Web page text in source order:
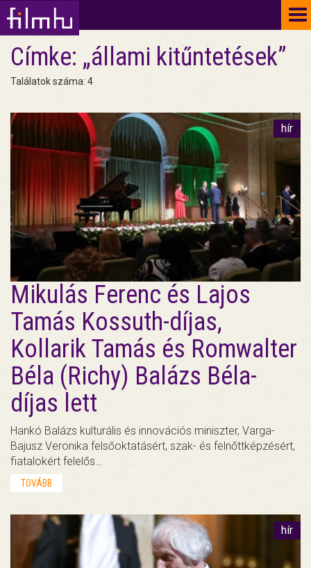
Címke: „állami kitűntetések”
Találatok száma: 4
hír
Mikulás Ferenc és Lajos
Tamás Kossuth-díjas,
Kollarik Tamás és Romwalter
Béla (Richy) Balázs Béla-
díjas lett
Hankó Balázs kulturális és innovációs miniszter, Varga-
Bajusz Veronika felsőoktatásért, szak- és felnőttképzésért,
fiatalokért felelős…
TOVÁBB
hír